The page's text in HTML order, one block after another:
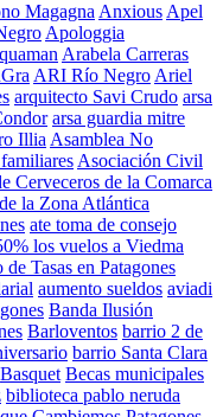
Magagna Anxious Apel
Apologgia
Arabela Carreras
ARI Río Negro Ariel
arquitecto Savi Crudo arsa
arsa guardia mitre
Illia Asamblea No
Asociación Civil
Cerveceros de la Comarca
la Zona Atlántica
ate toma de consejo
los vuelos a Viedma
Tasas en Patagones
aumento sueldos aviadi
Banda Ilusión
Barloventos barrio 2 de
barrio Santa Clara
Basquet Becas municipales
biblioteca pablo neruda